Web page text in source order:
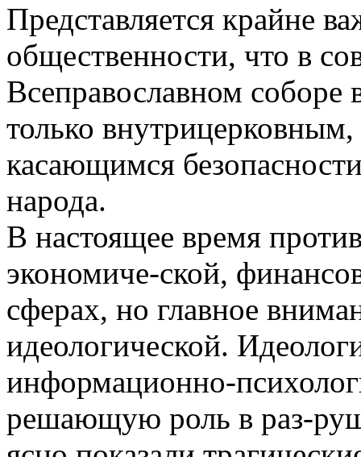
Представляется крайне
общественности, что в
Всеправославном соборе
только
касающимся
народа.
В настоящее время
экономиче-ской,
сферах, но главное
идеологической.
информационно-
решающую роль в раз-